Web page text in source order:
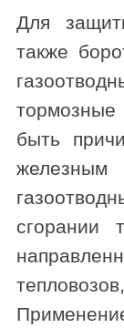
Для
также
быть
сгорании